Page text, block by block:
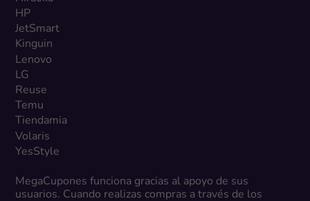
HP
JetSmart
Kinguin
Lenovo
LG
Reuse
Temu
Tiendamia
Volaris
YesStyle
MegaCupones funciona gracias al apoyo de sus
usuarios. Cuando realizas compras a través de los